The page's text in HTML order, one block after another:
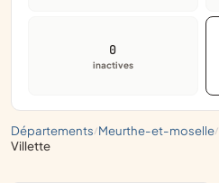
départements/ meurthe-et-moselle/
villette
0
inactives